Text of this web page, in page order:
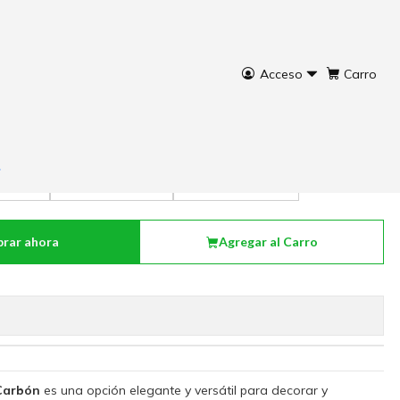
Acceso Carro
Agregar al Carro
ahora
es una opción elegante y versátil para decorar y